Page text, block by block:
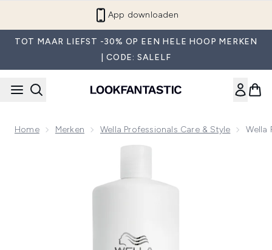
App downloaden
TOT MAAR LIEFST -30% OP EEN HELE HOOP MERKEN
| CODE: SALELF
Home Merken Wella Professionals Care & Style Wella
Now showing image 1 Wella Professionals Care Fusion